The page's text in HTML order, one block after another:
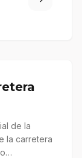
de la
la carretera